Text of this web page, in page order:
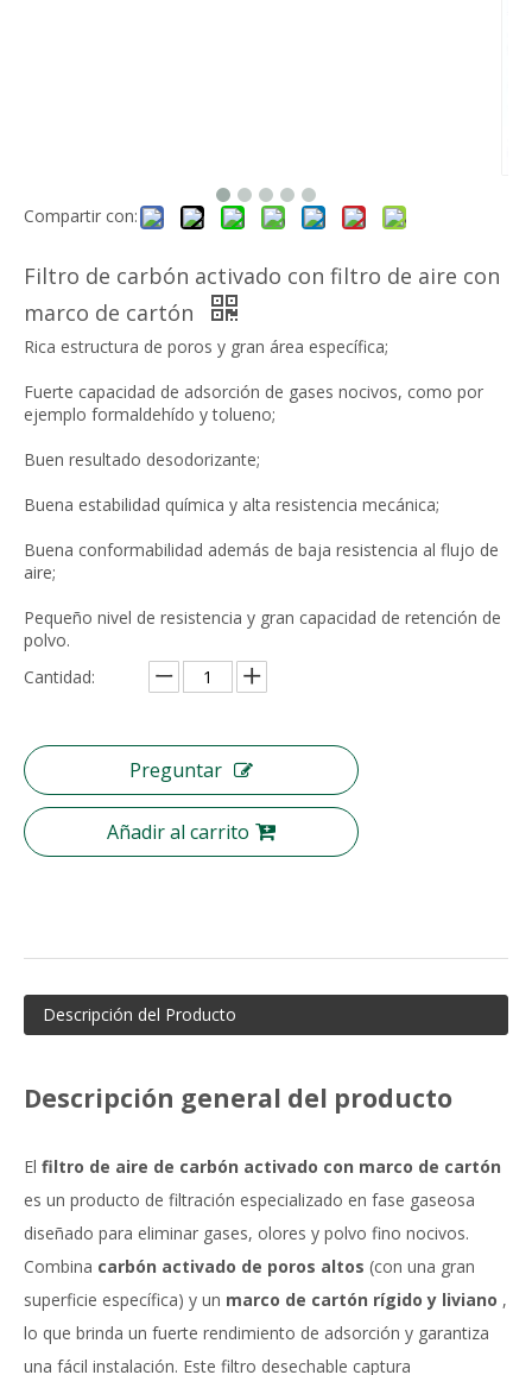
Compartir con:
Filtro de carbón activado con filtro de aire con
marco de cartón
Rica estructura de poros y gran área específica;
Fuerte capacidad de adsorción de gases nocivos, como por
ejemplo formaldehído y tolueno;
Buen resultado desodorizante;
Buena estabilidad química y alta resistencia mecánica;
Buena conformabilidad además de baja resistencia al flujo de
aire;
Pequeño nivel de resistencia y gran capacidad de retención de
polvo.
Cantidad:
Preguntar
Añadir al carrito
Descripción del Producto
Descripción general del producto
El filtro de aire de carbón activado con marco de cartón
es un producto de filtración especializado en fase gaseosa
diseñado para eliminar gases, olores y polvo fino nocivos.
Combina carbón activado de poros altos (con una gran
superficie específica) y un marco de cartón rígido y liviano ,
lo que brinda un fuerte rendimiento de adsorción y garantiza
una fácil instalación. Este filtro desechable captura